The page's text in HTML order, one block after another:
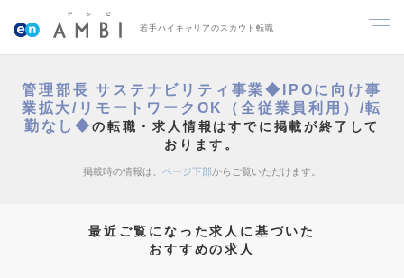
若手ハイキャリアのスカウト転職
管理部長 サステナビリティ事業◆IPOに向け事
業拡大/リモートワークOK（全従業員利用）/転
勤なし◆の転職・求人情報はすでに掲載が終了して
おります。
掲載時の情報は、 ページ下部からご覧いただけます。
最近ご覧になった求人に基づいた
おすすめの求人